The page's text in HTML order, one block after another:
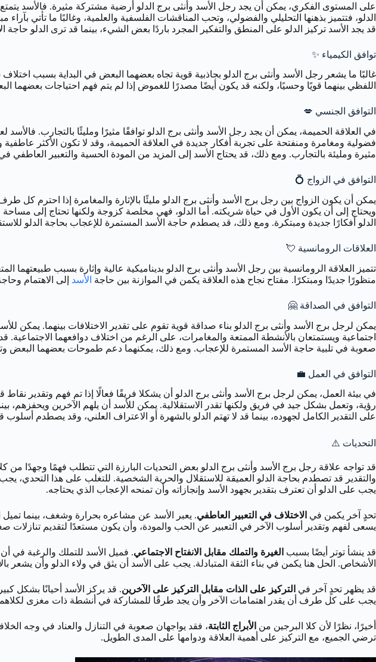
على المستوى الفكري، يمكن أن يجد رجل الأسد وأنثى برج الدلو أرضية مشتركة مثيرة. فالأسد يتمتع
الدلو، فتتميز بذهنها التحليلي والفضولي، وتحب المناقشات الفلسفية والعلمية، وغالبًا ما تأتي
قد يجد الأسد تركيز الدلو على المنطق والتفكير المجرد باردًا بعض الشيء، بينما قد ترى الدلو
توافق الكيمياء ✨
غالبًا ما يشعر رجل الأسد وأنثى برج الدلو بجاذبية قوية تجاه بعضهما البعض في البداية بسبب
اللفظي بينهما قويًا وحسيًا، ولكنه قد يكون أيضًا مصدرًا للغموض إذا لم يتم فهم احتياجات بعضهما
التوافق الجنسي 💋
في العلاقة الحميمة، يمكن أن يجد رجل الأسد وأنثى برج الدلو توافقًا مثيرًا ومليئًا بالتجارب.
فضولية ومغامرة ومنفتحة على تجربة أفكار جديدة في العلاقة الحميمة، وقد لا تكون الأكثر
مثيرة ومليئة بالتجارب. ومع ذلك، قد يحتاج الأسد إلى المزيد من المودة الحسية والتعبير العاطفي في
التوافق في الزواج 💍
يمكن أن يكون الزواج بين رجل برج الأسد وأنثى برج الدلو مليئًا بالإثارة والمغامرة إذا احترم
ويحتاج إلى أن يكون الأول في حياة شريكته. أما الدلو، فهي مخلصة كزوجة ولكنها تحتاج إلى مساحة
الدلو أفكارًا جديدة ومبتكرة. ومع ذلك، قد يصطدم حاجة الأسد المستمرة للإعجاب بحاجة الدلو
العلاقات الرومانسية 💘
تتميز العلاقة الرومانسية بين رجل الأسد وأنثى برج الدلو بديناميكية عالية وإثارة بسبب
منظورًا جديدًا ومبتكرًا. مفتاح نجاح هذه العلاقة يكمن في الموازنة بين حاجة الأسد إلى الاهتمام
التوافق في الصداقة 🤗
يمكن لرجل برج الأسد وأنثى برج الدلو بناء صداقة قوية تقوم على تقدير الاختلافات بينهما. يمكن
اجتماعية ويستمتعان بالأنشطة الممتعة والمغامرات، على الرغم من اختلاف دوافعهما
صعوبة في تلبية حاجة الأسد المستمرة للإعجاب. ومع ذلك، يمكنهما دعم طموحات بعضهما البعض
التوافق في العمل 💼
في بيئة العمل، يمكن لرجل برج الأسد وأنثى برج الدلو أن يشكلا فريقًا فعالًا إذا تم فهم وتقدير
رؤية، وتعمل بشكل جيد في فريق ولكنها تقدر الاستقلالية. يمكن للأسد أن يلهم الآخرين ويحفزهم،
على التقدير الكامل لجهوده، بينما قد لا تهتم الدلو بالشهرة أو الاعتراف العلني، وقد يصطدم أسلوب
التحديات ⚠️
قد تواجه علاقة رجل برج الأسد وأنثى برج الدلو بعض التحديات البارزة التي تتطلب فهمًا وجهدًا من
والتقدير قد تصطدم بحاجة الدلو العميقة للاستقلال والحرية الشخصية. للتغلب على هذا التحدي،
يجب على الدلو أن تعترف بتقدير بجهود الأسد وإنجازاته وأن تمنحه الإعجاب الذي يحتاجه.
تحدٍ آخر يكمن في الاختلاف في التعبير العاطفي. يعبر الأسد عن مشاعره بحرارة وشغف، بينما
يسعى لفهم وتقدير أسلوب الآخر في التعبير عن الحب والمودة، وأن يكون مستعدًا لتقديم تنازلات
قد ينشأ توتر أيضًا بسبب الغيرة والتملك مقابل الانفتاح الاجتماعي. فميل الأسد للتملك والرغبة في
الأشخاص. الحل هنا يكمن في بناء الثقة المتبادلة. يجب على الأسد أن يثق في ولاء الدلو وأن
قد يظهر تحدٍ آخر في التركيز على الذات مقابل التركيز على الآخرين. قد يركز الأسد أحيانًا بشكل
يجب على كل طرف أن يقدر اهتمامات الآخر وأن يجد طرقًا للمشاركة في أنشطة ذات مغزى لكلاهما،
أخيرًا، نظرًا لأن كلا البرجين من الأبراج الثابتة، فقد يواجهان صعوبة في التنازل والعناد في وجه
ترضي الجميع، مع التركيز على أهمية العلاقة ودوامها على المدى الطويل.